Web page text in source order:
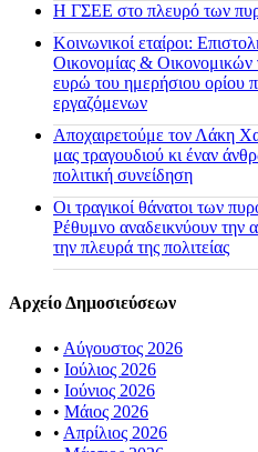
H ΓΣΕΕ στο πλευρό των
Κοινωνικοί εταίροι:
Οικονομίας &
ευρώ του ημερήσιου ορίου
εργαζόμενων
Αποχαιρετούμε τον Λάκη
μας τραγουδιού κι έναν
πολιτική συνείδηση
Οι τραγικοί θάνατοι των
Ρέθυμνο αναδεικνύουν την
την πλευρά της πολιτείας
Αρχείο Δημοσιεύσεων
• Αύγουστος 2026
• Ιούλιος 2026
• Ιούνιος 2026
• Μάιος 2026
• Απρίλιος 2026